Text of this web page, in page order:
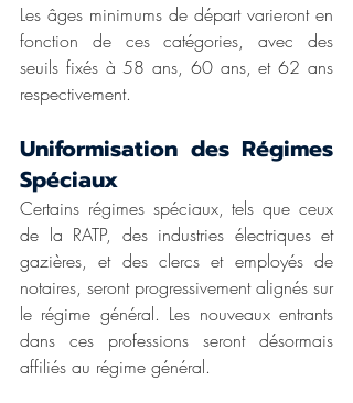
Les âges minimums de départ varieront en
fonction de ces catégories, avec des
seuils fixés à 58 ans, 60 ans, et 62 ans
respectivement.
Uniformisation des Régimes
Spéciaux
Certains régimes spéciaux, tels que ceux
de la RATP, des industries électriques et
gazières, et des clercs et employés de
notaires, seront progressivement alignés sur
le régime général. Les nouveaux entrants
dans ces professions seront désormais
affiliés au régime général.